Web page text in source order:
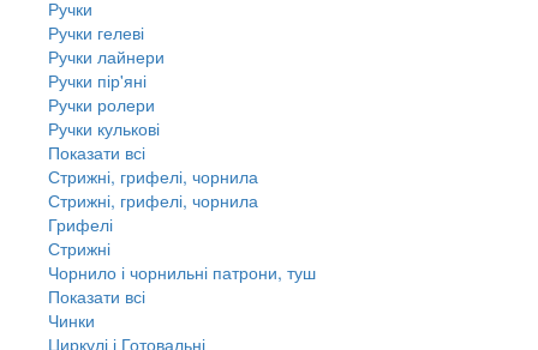
Ручки
Ручки гелеві
Ручки лайнери
Ручки пір'яні
Ручки ролери
Ручки кулькові
Показати всі
Стрижні, грифелі, чорнила
Стрижні, грифелі, чорнила
Грифелі
Стрижні
Чорнило і чорнильні патрони, туш
Показати всі
Чинки
Циркулі і Готовальні